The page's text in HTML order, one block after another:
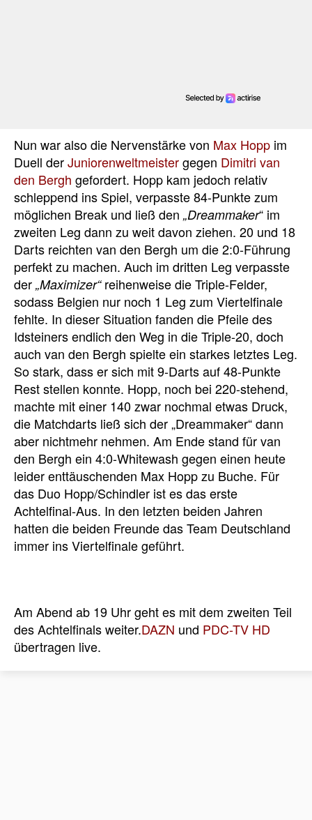
Nun war also die Nervenstärke von Max Hopp im
Duell derJuniorenweltmeistergegen Dimitri van
den Bergh gefordert. Hopp kam jedoch relativ
schleppend ins Spiel, verpasste 84-Punkte zum
möglichen Break und ließ den „Dreammaker“ im
zweiten Leg dann zu weit davon ziehen. 20 und 18
Darts reichten van den Bergh um die 2:0-Führung
perfekt zu machen. Auch im dritten Leg verpasste
der „Maximizer“reihenweise die Triple-Felder,
sodass Belgien nur noch 1 Leg zum Viertelfinale
fehlte. In dieser Situation fanden die Pfeile des
Idsteiners endlich den Weg in die Triple-20, doch
auch van den Bergh spielte ein starkes letztes Leg.
So stark, dass er sich mit 9-Darts auf 48-Punkte
Rest stellen konnte. Hopp, noch bei 220-stehend,
machte mit einer 140 zwar nochmal etwas Druck,
die Matchdarts ließ sich der „Dreammaker“ dann
aber nichtmehr nehmen. Am Ende stand für van
den Bergh ein 4:0-Whitewash gegen einen heute
leider enttäuschenden Max Hopp zu Buche. Für
das Duo Hopp/Schindler ist es das erste
Achtelfinal-Aus. In den letzten beiden Jahren
hatten die beiden Freunde das Team Deutschland
immer ins Viertelfinale geführt.
Am Abend ab 19 Uhr geht es mit dem zweiten Teil
des Achtelfinals weiter.DAZN und PDC-TV HD
übertragen live.